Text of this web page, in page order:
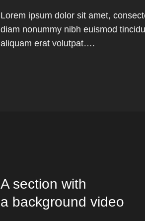
Lorem ipsum dolor sit amet,
diam nonummy nibh euismod
aliquam erat volutpat….
A section with
a background video